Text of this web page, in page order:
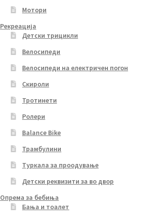
Мотори
Рекреација
Детски трицикли
Велосипеди
Велосипеди на електричен погон
Скироли
Тротинети
Ролери
Balance Bike
Трамбулини
Туркала за проодување
Детски реквизити за во двор
Опрема за бебиња
Бања и тоалет